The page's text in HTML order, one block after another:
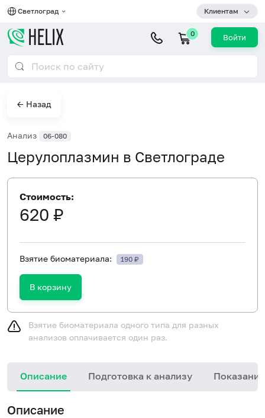
Светлоград Клиентам
0 Войти
← Назад
Анализ 06-080
Церулоплазмин в Светлограде
Стоимость:
620 ₽
Взятие биоматериала: 190 ₽
В корзину
Взятие биоматериала одного типа для разных
анализов оплачивается один раз.
Описание Подготовка к анализу
Описание